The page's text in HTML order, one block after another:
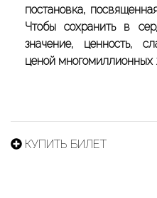
постановка,
Чтобы сохранить в
значение, ценность,
ценой многомиллионных
КУПИТЬ БИЛЕТ